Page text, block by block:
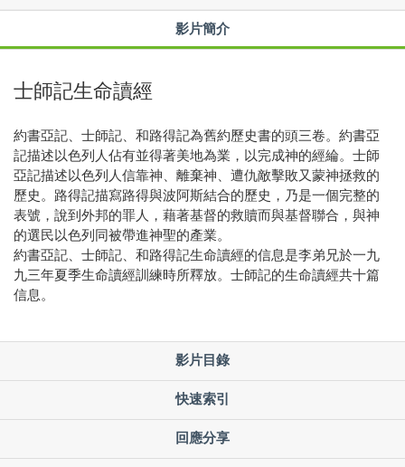
影片簡介
士師記生命讀經
約書亞記、士師記、和路得記為舊約歷史書的頭三卷。約書亞
記描述以色列人佔有並得著美地為業，以完成神的經綸。士師
亞記描述以色列人信靠神、離棄神、遭仇敵擊敗又蒙神拯救的
歷史。路得記描寫路得與波阿斯結合的歷史，乃是一個完整的
表號，說到外邦的罪人，藉著基督的救贖而與基督聯合，與神
的選民以色列同被帶進神聖的產業。
約書亞記、士師記、和路得記生命讀經的信息是李弟兄於一九
九三年夏季生命讀經訓練時所釋放。士師記的生命讀經共十篇
信息。
影片目錄
快速索引
回應分享